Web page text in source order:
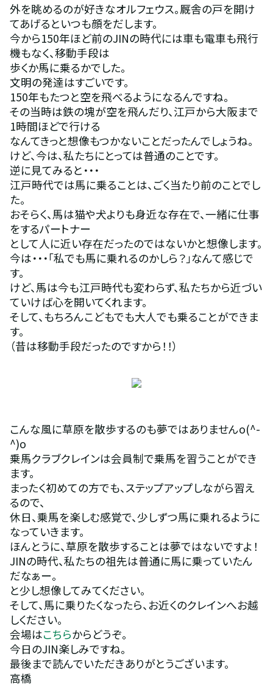
外を眺めるのが好きなオルフェウス。厩舎の戸を開け
てあげるといつも顔をだします。
今から150年ほど前のJINの時代には車も電車も飛行
機もなく、移動手段は
歩くか馬に乗るかでした。
文明の発達はすごいです。
150年もたつと空を飛べるようになるんですね。
その当時は鉄の塊が空を飛んだり、江戸から大阪まで
1時間ほどで行ける
なんてきっと想像もつかないことだったんでしょうね。
けど、今は、私たちにとっては普通のことです。
逆に見てみると・・・
江戸時代では馬に乗ることは、ごく当たり前のことでし
た。
おそらく、馬は猫や犬よりも身近な存在で、一緒に仕事
をするパートナー
として人に近い存在だったのではないかと想像します。
今は・・・「私でも馬に乗れるのかしら？」なんて感じで
す。
けど、馬は今も江戸時代も変わらず、私たちから近づい
ていけば心を開いてくれます。
そして、もちろんこどもでも大人でも乗ることができま
す。
（昔は移動手段だったのですから！！）
こんな風に草原を散歩するのも夢ではありませんo(^-
^)o
乗馬クラブクレインは会員制で乗馬を習うことができ
ます。
まったく初めての方でも、ステップアップしながら習え
るので、
休日、乗馬を楽しむ感覚で、少しずつ馬に乗れるように
なっていきます。
ほんとうに、草原を散歩することは夢ではないですよ！
JINの時代、私たちの祖先は普通に馬に乗っていたん
だなぁー。
と少し想像してみてください。
そして、馬に乗りたくなったら、お近くのクレインへお越
しください。
会場はこちらからどうぞ。
今日のJIN楽しみですね。
最後まで読んでいただきありがとうございます。
高橋